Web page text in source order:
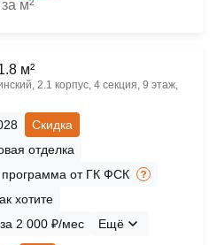
м²
м²
2.1 корпус, 4 секция, 9 этаж,
Скидка
отделка
программа от ГК ФСК
хотите
2 000 ₽/мес
Ещё